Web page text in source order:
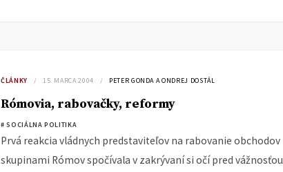
ČLÁNKY 15. MARCA 2004 PETER GONDA A ONDREJ DOSTÁL
Rómovia, rabovačky, reformy
# SOCIÁLNA POLITIKA
Prvá reakcia vládnych predstaviteľov na rabovanie obchodov
skupinami Rómov spočívala v zakrývaní si očí pred vážnosťou